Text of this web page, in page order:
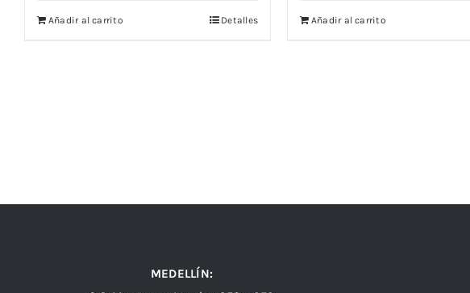
Añadir al carrito Detalles Añadir al carrito
MEDELLÍN: